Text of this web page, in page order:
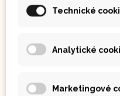
300 Kč
Koupit
Technické
Analytické
Marketingové